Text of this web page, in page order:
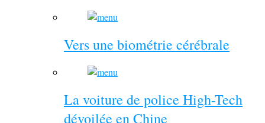
Vers une biométrie cérébrale
La voiture de police High-Tech
dévoilée en Chine